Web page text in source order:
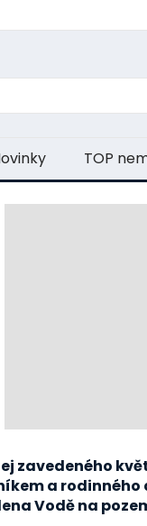
TOP
zavedeného
a rodinného
Vodě na